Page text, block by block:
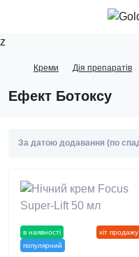
z
Креми Дія препаратів
Ефект Ботоксу
в наявності
хіт продажу
популярний